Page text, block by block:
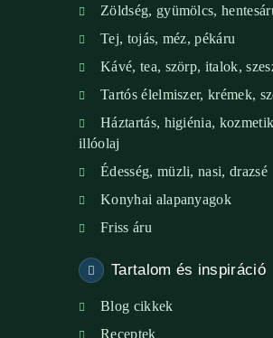
Zöldség, gyümölcs,
Tej, tojás, méz, pékáru
Kávé, tea, szörp, italok,
Tartós élelmiszer, krémek,
Háztartás, higiénia,
illóolaj
Édesség, müzli, nasi, drazsé
Konyhai alapanyagok
Friss áru
Tartalom és inspiráció
Blog cikkek
Receptek